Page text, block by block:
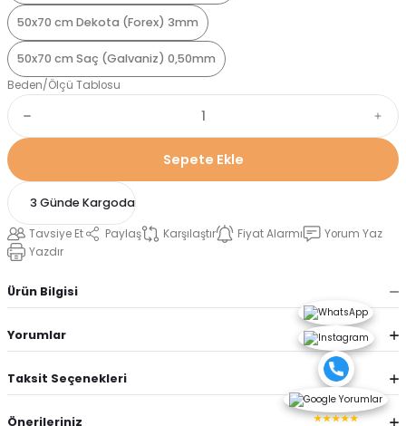
50x70 cm Dekota (Forex) 3mm
50x70 cm Saç (Galvaniz) 0,50mm
Beden/Ölçü Tablosu
Sepete Ekle
3 Günde Kargoda
Tavsiye Et Paylaş Karşılaştır Fiyat Alarmı
Yorum Yaz
Yazdır
Ürün Bilgisi
Yorumlar
Taksit Seçenekleri
Önerileriniz ★★★★★